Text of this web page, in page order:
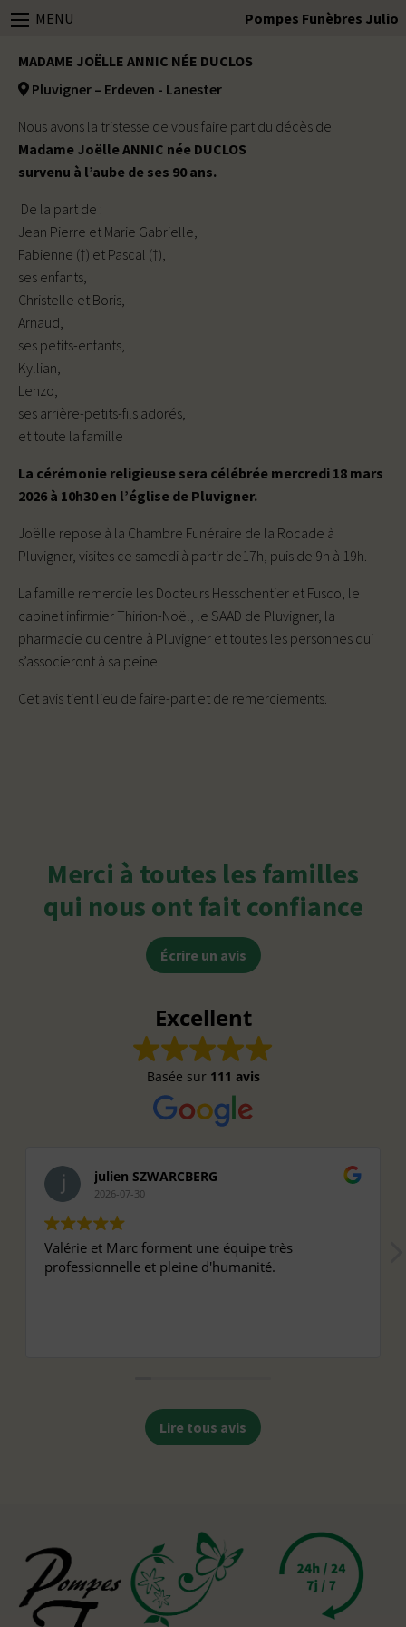
MENU Pompes Funèbres Julio
MADAME JOËLLE ANNIC NÉE DUCLOS
Pluvigner – Erdeven - Lanester
Nous avons la tristesse de vous faire part du décès de
Madame Joëlle ANNIC née DUCLOS
survenu à l’aube de ses 90 ans.
De la part de :
Jean Pierre et Marie Gabrielle,
Fabienne (†) et Pascal (†),
ses enfants,
Christelle et Boris,
Arnaud,
ses petits-enfants,
Kyllian,
Lenzo,
ses arrière-petits-fils adorés,
et toute la famille
La cérémonie religieuse sera célébrée mercredi 18 mars
2026 à 10h30 en l’église de Pluvigner.
Joëlle repose à la Chambre Funéraire de la Rocade à
Pluvigner, visites ce samedi à partir de17h, puis de 9h à 19h.
La famille remercie les Docteurs Hesschentier et Fusco, le
cabinet infirmier Thirion-Noël, le SAAD de Pluvigner, la
pharmacie du centre à Pluvigner et toutes les personnes qui
s’associeront à sa peine.
Cet avis tient lieu de faire-part et de remerciements.
Merci à toutes les familles
qui nous ont fait confiance
Écrire un avis
Excellent
Basée sur 111 avis
julien SZWARCBERG
2026-07-30
Valérie et Marc forment une équipe très
professionnelle et pleine d'humanité.
Lire tous avis